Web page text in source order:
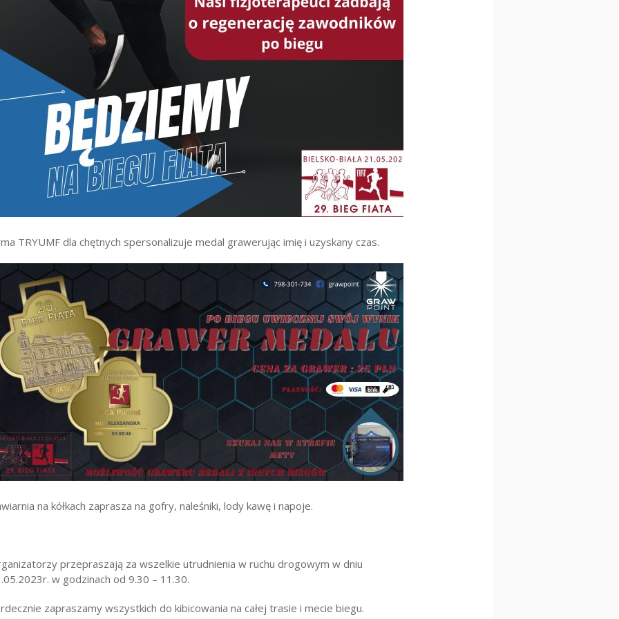
TRYUMF dla chętnych spersonalizuje medal grawerując imię i uzyskany czas.
na kółkach zaprasza na gofry, naleśniki, lody kawę i napoje.
przepraszają za wszelkie utrudnienia w ruchu drogowym w dniu
w godzinach od 9.30 – 11.30.
zapraszamy wszystkich do kibicowania na całej trasie i mecie biegu.